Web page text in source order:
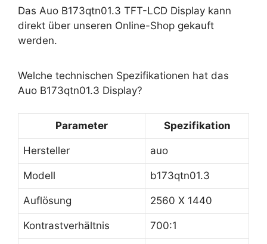
Das Auo B173qtn01.3 TFT-LCD Display kann
direkt über unseren Online-Shop gekauft
werden.
Welche technischen Spezifikationen hat das
Auo B173qtn01.3 Display?
Parameter Spezifikation
Hersteller auo
Modell b173qtn01.3
Auflösung 2560 X 1440
Kontrastverhältnis 700:1